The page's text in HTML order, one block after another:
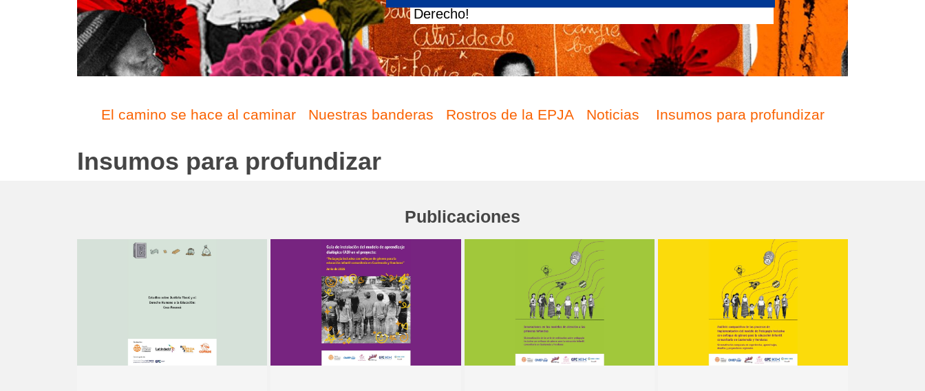
Derecho!
El camino se hace al caminar Nuestras banderas Rostros de la EPJA Noticias Insumos para profundizar
Insumos para profundizar
Publicaciones